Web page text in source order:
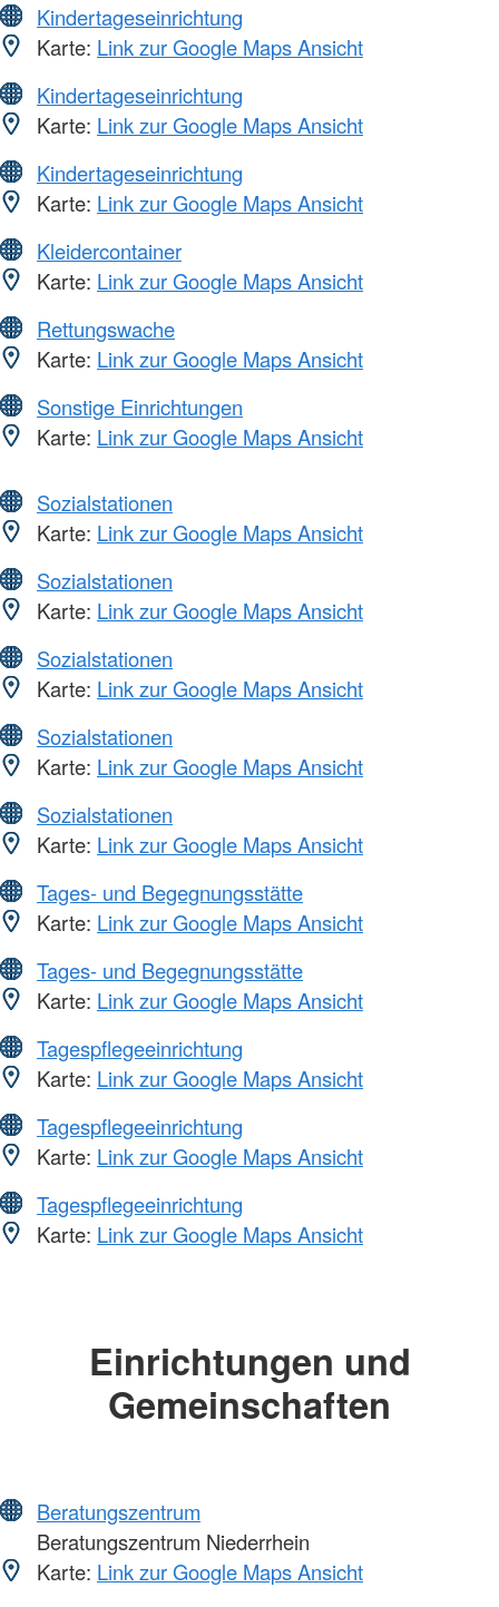
Kindertageseinrichtung
Karte: Link zur Google Maps Ansicht
Kindertageseinrichtung
Karte: Link zur Google Maps Ansicht
Kindertageseinrichtung
Karte: Link zur Google Maps Ansicht
Kleidercontainer
Karte: Link zur Google Maps Ansicht
Rettungswache
Karte: Link zur Google Maps Ansicht
Sonstige Einrichtungen
Karte: Link zur Google Maps Ansicht
Sozialstationen
Karte: Link zur Google Maps Ansicht
Sozialstationen
Karte: Link zur Google Maps Ansicht
Sozialstationen
Karte: Link zur Google Maps Ansicht
Sozialstationen
Karte: Link zur Google Maps Ansicht
Sozialstationen
Karte: Link zur Google Maps Ansicht
Tages- und Begegnungsstätte
Karte: Link zur Google Maps Ansicht
Tages- und Begegnungsstätte
Karte: Link zur Google Maps Ansicht
Tagespflegeeinrichtung
Karte: Link zur Google Maps Ansicht
Tagespflegeeinrichtung
Karte: Link zur Google Maps Ansicht
Tagespflegeeinrichtung
Karte: Link zur Google Maps Ansicht
Einrichtungen und
Gemeinschaften
Beratungszentrum
Beratungszentrum Niederrhein
Karte: Link zur Google Maps Ansicht